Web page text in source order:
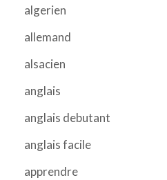
algerien
allemand
alsacien
anglais
anglais debutant
anglais facile
apprendre